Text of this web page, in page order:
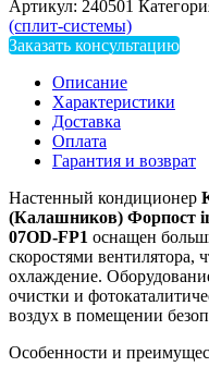
Артикул: 240501
(сплит-системы)
Заказать консультацию
Описание
Характеристики
Доставка
Оплата
Гарантия и возврат
Настенный кондиционер
(Калашников) Форпост
07OD-FP1 оснащен
скоростями вентилятора,
охлаждение.
очистки и
воздух в помещении
Особенности и